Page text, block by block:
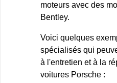
moteurs avec des
Bentley.
Voici quelques
spécialisés qui
à l'entretien et à la
voitures Porsche :